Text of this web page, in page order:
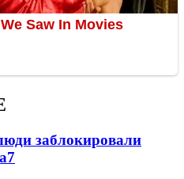
заблокировали
7